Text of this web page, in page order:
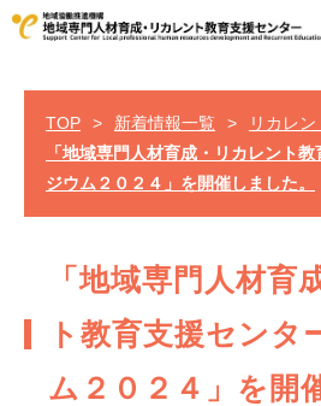
TOP > 新着情報一覧 > リカレ
「地域専門人材育成・リカレント
ジウム２０２４」を開催しました。
「地域専門人材育
ト教育支援センタ
ム２０２４」を開